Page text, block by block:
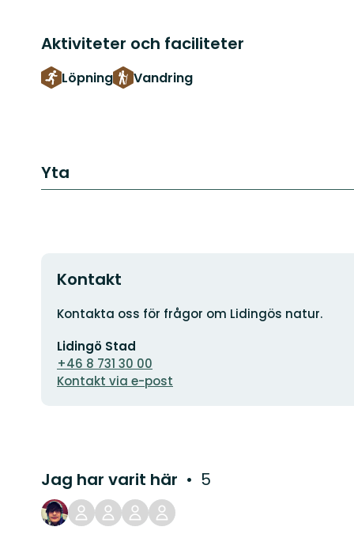
Aktiviteter och faciliteter
Löpning Vandring
Yta
Kontakt
Adress
Kontakta oss för frågor om Lidingös natur.
postadress
Lidingö Stad
+46 8 731 30 00
Kontakt via e-post
Jag har varit här 5